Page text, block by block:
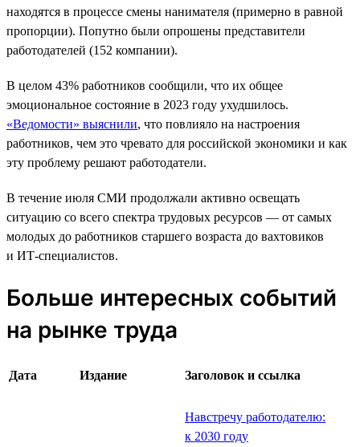
находятся в процессе смены нанимателя (примерно в равной
пропорции). Попутно были опрошены представители
работодателей (152 компании).
В целом 43% работников сообщили, что их общее
эмоциональное состояние в 2023 году ухудшилось.
«Ведомости» выяснили, что повлияло на настроения
работников, чем это чревато для российской экономики и как
эту проблему решают работодатели.
В течение июля СМИ продолжали активно освещать
ситуацию со всего спектра трудовых ресурсов — от самых
молодых до работников старшего возраста до вахтовиков
и ИТ-специалистов.
Больше интересных событий
на рынке труда
Дата Издание Заголовок и ссылка
Навстречу работодателю:
к 2030 году